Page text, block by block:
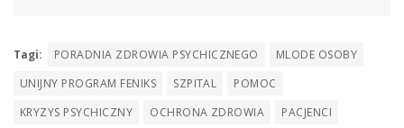
Tagi: PORADNIA ZDROWIA PSYCHICZNEGO
MLODE OSOBY
UNIJNY PROGRAM FENIKS
SZPITAL
POMOC
KRYZYS PSYCHICZNY
OCHRONA ZDROWIA PACJENCI